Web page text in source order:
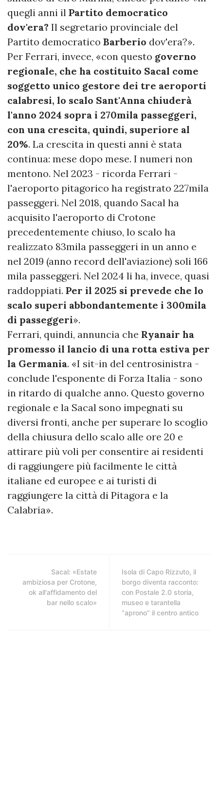
quegli anni il Partito democratico
dov'era? Il segretario provinciale del
Partito democratico Barberio dov'era?».
Per Ferrari, invece, «con questo governo
regionale, che ha costituito Sacal come
soggetto unico gestore dei tre aeroporti
calabresi, lo scalo Sant'Anna chiuderà
l'anno 2024 sopra i 270mila passeggeri,
con una crescita, quindi, superiore al
20%. La crescita in questi anni è stata
continua: mese dopo mese. I numeri non
mentono. Nel 2023 - ricorda Ferrari -
l'aeroporto pitagorico ha registrato 227mila
passeggeri. Nel 2018, quando Sacal ha
acquisito l'aeroporto di Crotone
precedentemente chiuso, lo scalo ha
realizzato 83mila passeggeri in un anno e
nel 2019 (anno record dell'aviazione) soli 166
mila passeggeri. Nel 2024 li ha, invece, quasi
raddoppiati. Per il 2025 si prevede che lo
scalo superi abbondantemente i 300mila
di passeggeri».
Ferrari, quindi, annuncia che Ryanair ha
promesso il lancio di una rotta estiva per
la Germania. «I sit-in del centrosinistra -
conclude l'esponente di Forza Italia - sono
in ritardo di qualche anno. Questo governo
regionale e la Sacal sono impegnati su
diversi fronti, anche per superare lo scoglio
della chiusura dello scalo alle ore 20 e
attirare più voli per consentire ai residenti
di raggiungere più facilmente le città
italiane ed europee e ai turisti di
raggiungere la città di Pitagora e la
Calabria».
Sacal: «Estate
ambiziosa per Crotone,
ok all'affidamento del
bar nello scalo»
Isola di Capo Rizzuto, il
borgo diventa racconto:
con Postale 2.0 storia,
museo e tarantella
“aprono” il centro antico